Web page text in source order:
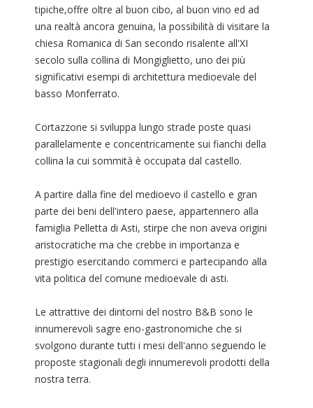
tipiche,offre oltre al buon cibo, al buon vino ed ad
una realtà ancora genuina, la possibilità di visitare la
chiesa Romanica di San secondo risalente all'XI
secolo sulla collina di Mongiglietto, uno dei più
significativi esempi di architettura medioevale del
basso Monferrato.
Cortazzone si sviluppa lungo strade poste quasi
parallelamente e concentricamente sui fianchi della
collina la cui sommità è occupata dal castello.
A partire dalla fine del medioevo il castello e gran
parte dei beni dell'intero paese, appartennero alla
famiglia Pelletta di Asti, stirpe che non aveva origini
aristocratiche ma che crebbe in importanza e
prestigio esercitando commerci e partecipando alla
vita politica del comune medioevale di asti.
Le attrattive dei dintorni del nostro B&B sono le
innumerevoli sagre eno-gastronomiche che si
svolgono durante tutti i mesi dell'anno seguendo le
proposte stagionali degli innumerevoli prodotti della
nostra terra.